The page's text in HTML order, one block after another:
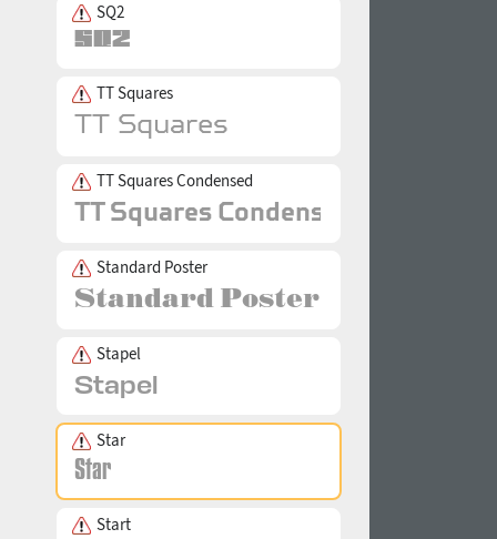
SQ2
TT Squares
TT Squares Condensed
Standard Poster
Stapel
Star
Start